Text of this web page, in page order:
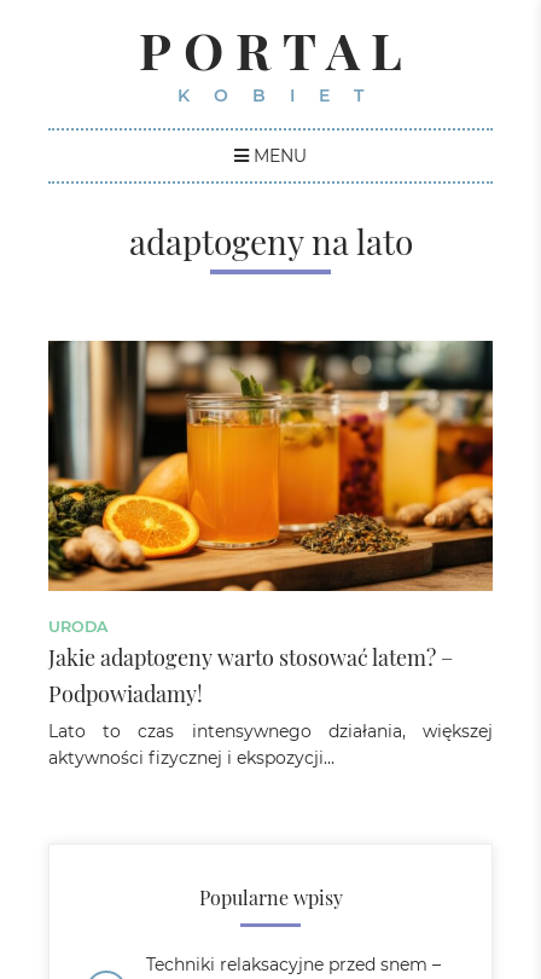
PORTAL
KOBIET
MENU
adaptogeny na lato
URODA
Jakie adaptogeny warto stosować latem? –
Podpowiadamy!
Lato to czas intensywnego działania, większej
aktywności fizycznej i ekspozycji…
Popularne wpisy
Techniki relaksacyjne przed snem –